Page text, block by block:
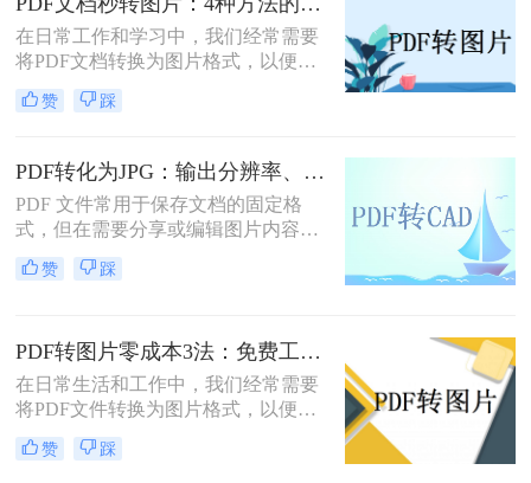
求，PDF转JPG都是一项非常实用的
技能
在日常工作和学习中，我们经常需要
将PDF文档转换为图片格式，以便于
分享、编辑或满足特定的展示需求。
那么pdf文档怎么变成图片呢？本文将
的方法，帮助读者轻松应对这一需
求。
赞 踩
PDF转化为JPG：输出分辨率、色彩模式和压缩率的设置指南！
PDF 文件常用于保存文档的固定格
式，但在需要分享或编辑图片内容
时，JPG 格式更为灵活。那么pdf如何
转化为jpg呢？本文将详细介绍几种常
赞 踩
PDF转图片零成本3法：免费工具的转换精度和限制对比！
在日常生活和工作中，我们经常需要
将PDF文件转换为图片格式，以便于
分享、编辑或打印。那么怎么不花钱
把pdf转成图片呢？本文将介绍三种不
赞 踩